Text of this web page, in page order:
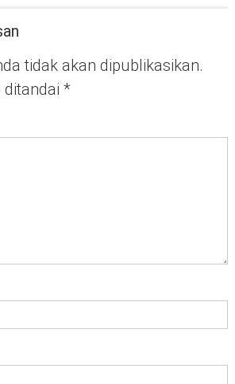
tidak akan dipublikasikan.
ditandai *